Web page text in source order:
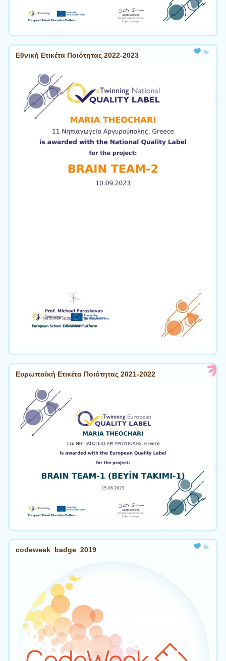
Εθνική Ετικέτα Ποιότητας 2022-2023
Ευρωπαϊκή Ετικέτα Ποιότητας 2021-2022
codeweek_badge_2019